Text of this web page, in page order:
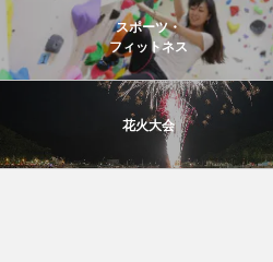
スポーツ・
フィットネス
花火大会